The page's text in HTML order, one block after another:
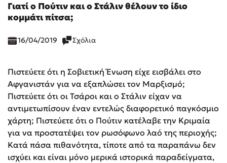
Γιατί ο Πούτιν και ο Στάλιν θέλουν το ίδιο
κομμάτι πίτσα;
16/04/2019 Σχόλια
Πιστεύετε ότι η Σοβιετική Ένωση είχε εισβάλει στο
Αφγανιστάν για να εξαπλώσει τον Μαρξισμό;
Πιστεύετε ότι οι Τσάροι και ο Στάλιν είχαν να
αντιμετωπίσουν έναν εντελώς διαφορετικό παγκόσμιο
χάρτη; Πιστεύετε ότι ο Πούτιν κατέλαβε την Κριμαία
για να προστατέψει τον ρωσόφωνο λαό της περιοχής;
Κατά πάσα πιθανότητα, τίποτε από τα παραπάνω δεν
ισχύει και είναι μόνο μερικά ιστορικά παραδείγματα,